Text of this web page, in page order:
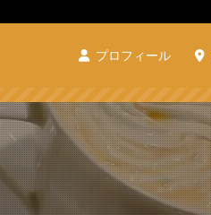
プロフィール